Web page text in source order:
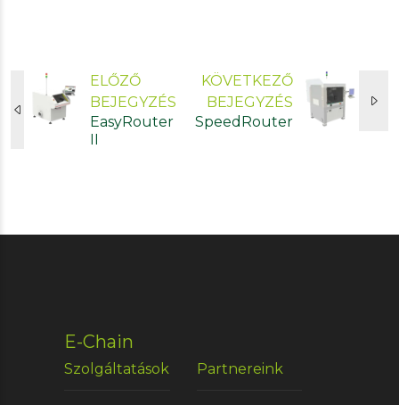
ELŐZŐ
BEJEGYZÉS
EasyRouter
II
KÖVETKEZŐ
BEJEGYZÉS
SpeedRouter
E-Chain
Szolgáltatások Partnereink